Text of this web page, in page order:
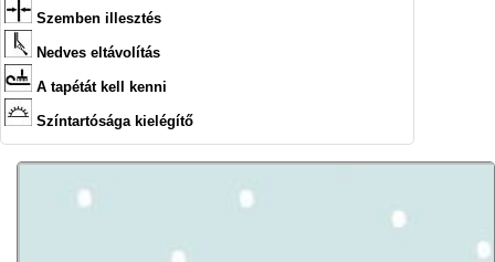
Szemben illesztés
Nedves eltávolítás
A tapétát kell kenni
Színtartósága kielégítő